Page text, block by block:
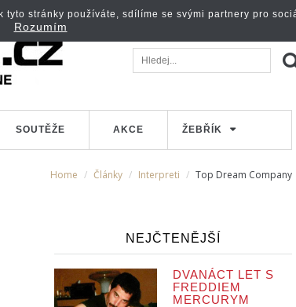
SOUTĚŽE AKCE ŽEBŘÍK
Home Články Interpreti Top Dream Company
NEJČTENĚJŠÍ
DVANÁCT LET S
FREDDIEM
MERCURYM
stránky používáte, sdílíme se svými partnery pro
Rozumím